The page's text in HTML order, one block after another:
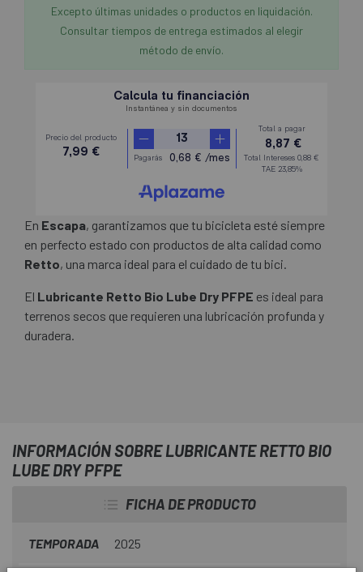
Excepto últimas unidades o productos en liquidación.
Consultar tiempos de entrega estimados al elegir
método de envío.
En Escapa, garantizamos que tu bicicleta esté siempre
en perfecto estado con productos de alta calidad como
Retto, una marca ideal para el cuidado de tu bici.
El Lubricante Retto Bio Lube Dry PFPE es ideal para
terrenos secos que requieren una lubricación profunda y
duradera.
INFORMACIÓN SOBRE LUBRICANTE RETTO BIO
LUBE DRY PFPE
FICHA DE PRODUCTO
TEMPORADA 2025